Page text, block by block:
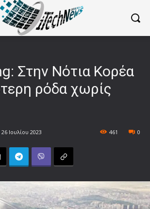
Στην Νότια Κορέα
ρόδα χωρίς
26 Ιουλίου 2023 0
461